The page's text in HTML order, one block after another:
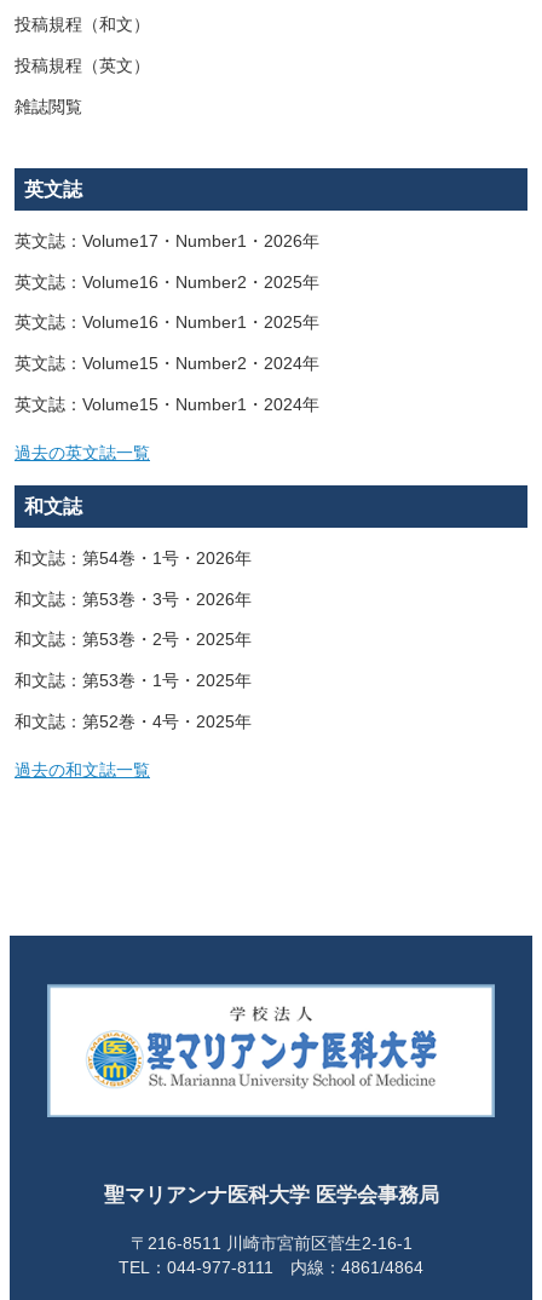
投稿規程（和文）
投稿規程（英文）
雑誌閲覧
英文誌
英文誌：Volume17・Number1・2026年
英文誌：Volume16・Number2・2025年
英文誌：Volume16・Number1・2025年
英文誌：Volume15・Number2・2024年
英文誌：Volume15・Number1・2024年
過去の英文誌一覧
和文誌
和文誌：第54巻・1号・2026年
和文誌：第53巻・3号・2026年
和文誌：第53巻・2号・2025年
和文誌：第53巻・1号・2025年
和文誌：第52巻・4号・2025年
過去の和文誌一覧
聖マリアンナ医科大学 医学会事務局
〒216-8511 川崎市宮前区菅生2-16-1
TEL：044-977-8111 内線：4861/4864